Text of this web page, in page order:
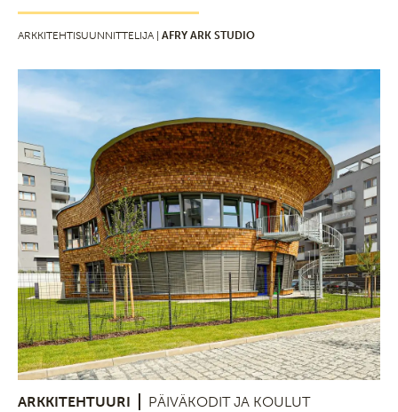
ARKKITEHTISUUNNITTELIJA | AFRY ARK STUDIO
ARKKITEHTUURI PÄIVÄKODIT JA KOULUT